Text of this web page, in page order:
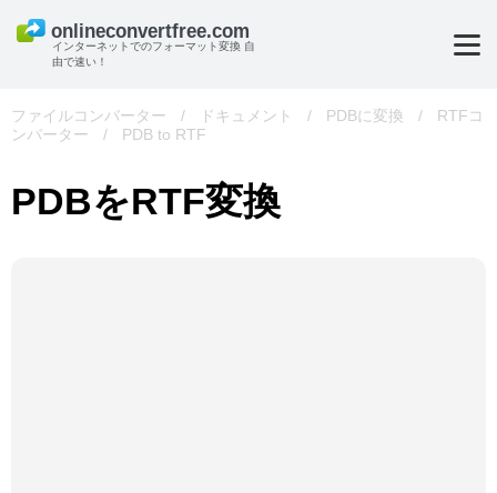
インターネットでのフォーマット変換 自
由で速い！
ファイルコンバーター / ドキュメント / PDBに変換 /
RTFコ
ンバーター
/ PDB to RTF
PDBをRTF変換